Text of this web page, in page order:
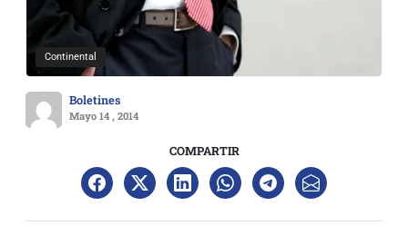
Continental
Boletines
Mayo 14 , 2014
COMPARTIR